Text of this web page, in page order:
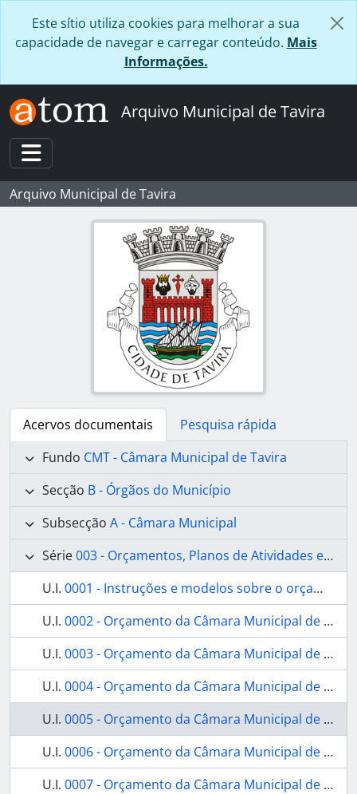
Este sítio utiliza cookies para melhorar a sua
capacidade de navegar e carregar conteúdo. Mais
Informações.
Arquivo Municipal de Tavira
Toggle navigation
Arquivo Municipal de Tavira
Acervos documentais
Pesquisa rápida
Fundo CMT - Câmara Municipal de Tavira
Secção B - Órgãos do Município
Subsecção A - Câmara Municipal
Série003 - Orçamentos, Planos de Atividades e Relatórios da Gerência
U.I. 0001 - Instruções e modelos sobre o orçamento e contabilidade municipal
U.I. 0002 - Orçamento da Câmara Municipal de Tavira para o ano económico de 1844-1845
U.I. 0003 - Orçamento da Câmara Municipal de Tavira para o ano económico de 1845-1846
U.I. 0004 - Orçamento da Câmara Municipal de Tavira para o ano económico de 1848-1849
U.I. 0005 - Orçamento da Câmara Municipal de Tavira para o ano económico de 1849-1850
U.I. 0006 - Orçamento da Câmara Municipal de Tavira para o ano económico de 1850-1851
U.I. 0007 - Orçamento da Câmara Municipal de Tavira para o ano económico de 1851-1852